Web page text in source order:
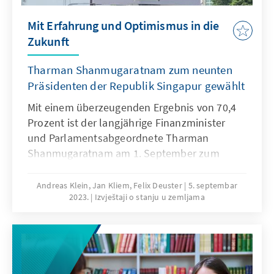
Mit Erfahrung und Optimismus in die
Zukunft
Tharman Shanmugaratnam zum neunten
Präsidenten der Republik Singapur gewählt
Mit einem überzeugenden Ergebnis von 70,4
Prozent ist der langjährige Finanzminister
und Parlamentsabgeordnete Tharman
Shanmugaratnam am 1. September zum
Unabhängigkeit im Jahr 1965 gewählt
worden. Nach einem kurzen Wahlkampf von
Wahl, zu der 2,7 Millionen Singapurer und
Singapurerinnen aufgerufen waren, deutlich
gegen die beiden Mitbewerber Tan Kin Lian
Andreas Klein, Jan Kliem, Felix Deuster 5. septembar
2023.
Izvještaji o stanju u zemljama